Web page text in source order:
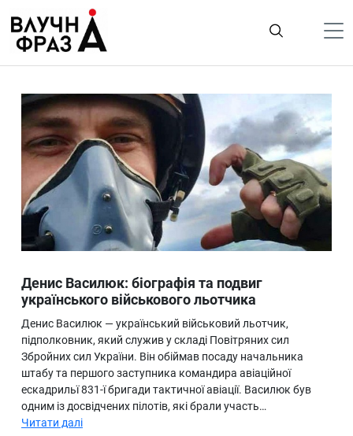
содержимому
Гроші
Життя
Лайфстайл
ТехноНаука
Людина
Ukraine
Про нас
Денис Василюк: біографія та подвиг
українського військового льотчика
Денис Василюк — український військовий льотчик,
підполковник, який служив у складі Повітряних сил
Збройних сил України. Він обіймав посаду начальника
штабу та першого заступника командира авіаційної
ескадрильї 831-ї бригади тактичної авіації. Василюк був
одним із досвідчених пілотів, які брали участь…
Читати далі